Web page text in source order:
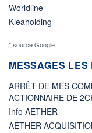
Worldline
Kleaholding
* source Google
MESSAGES
ARRÊT DE MES
ACTIONNAIRE DE
Info AETHER
AETHER